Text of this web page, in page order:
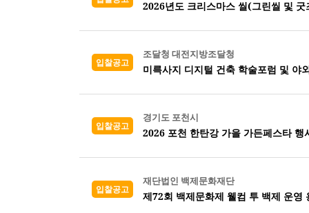
2026년도 크리스마스 씰(그린씰 및
입찰공고
조달청 대전지방조달청
미륵사지 디지털 건축 학술포럼 및 야
입찰공고
경기도 포천시
2026 포천 한탄강 가을 가든페스타
입찰공고
재단법인 백제문화재단
제72회 백제문화제 웰컴 투 백제 운영